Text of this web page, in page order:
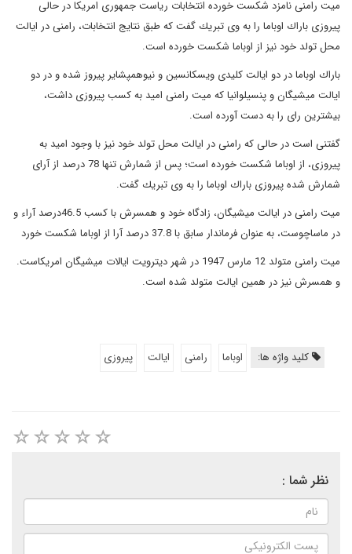
میت رامنی نامزد شكست خورده انتخابات ریاست جمهوری امریكا در حالی
پیروزی باراك اوباما را به وی تبریك گفت كه طبق نتایج انتخابات، رامنی در ایالت
محل تولد خود نیز از اوباما شكست خورده است.
باراك اوباما در دو ایالت كلیدی ویسكانسین و نیوهمپشایر پیروز شده و در دو
ایالت میشیگان و پنسیلوانیا كه میت رامنی امید به كسب پیروزی داشت،
بیشترین رای را به دست آورده است.
گفتنی است در حالی كه رامنی در ایالت محل تولد خود نیز با وجود امید به
پیروزی، از اوباما شكست خورده است؛ پس از شمارش تنها 78 درصد از آرای
شمارش شده پیروزی باراك اوباما را به وی تبریك گفت.
میت رامنی در ایالت میشیگان، زادگاه خود و همسرش با كسب 46.5درصد آراء و
در ماساچوست، به عنوان فرماندار سابق با 37.8 درصد آرا از اوباما شكست خورد
میت رامنی متولد 12 مارس 1947 در شهر دیترویت ایالات میشیگان امریكاست.
و همسرش نیز در همین ایالت متولد شده است.
کلید واژه ها: اوباما رامنی ایالت پیروزی
نظر شما :